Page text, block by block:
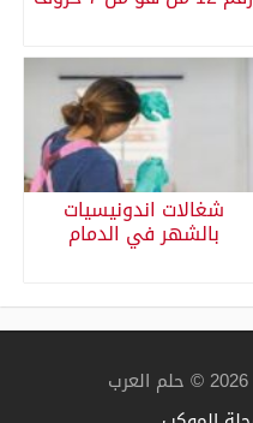
شغالات اندونيسيات
بالشهر في الدمام